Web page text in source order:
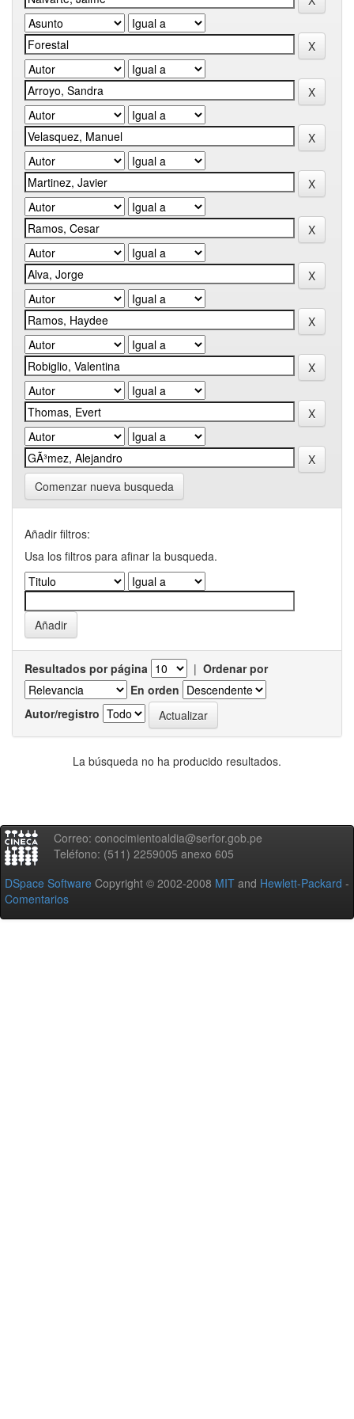
Comenzar nueva busqueda
Añadir filtros:
Usa los filtros para afinar la busqueda.
Resultados por página | Ordenar por
En orden
Autor/registro
La búsqueda no ha producido resultados.
Correo: conocimientoaldia@serfor.gob.pe
Teléfono: (511) 2259005 anexo 605
DSpace Software Copyright © 2002-2008 MIT and Hewlett-Packard -
Comentarios